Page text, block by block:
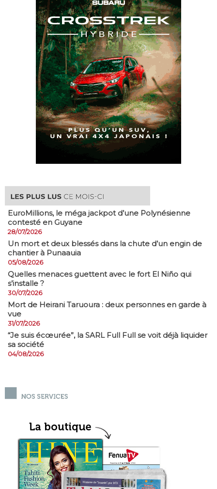
EuroMillions, ​le méga jackpot d’une Polynésienne
contesté en Guyane
28/07/2026
​Un mort et deux blessés dans la chute d’un engin de
chantier à Punaauia
05/08/2026
Quelles menaces guettent avec le fort El Niño qui
s’installe ?
30/07/2026
Mort de Heirani Taruoura : deux personnes en garde à
vue
31/07/2026
​“Je suis écœurée”, la SARL Full Full se voit déjà liquider
sa société
04/08/2026